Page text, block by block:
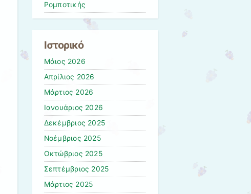
Ρομποτικής
Ιστορικό
Μάιος 2026
Απρίλιος 2026
Μάρτιος 2026
Ιανουάριος 2026
Δεκέμβριος 2025
Νοέμβριος 2025
Οκτώβριος 2025
Σεπτέμβριος 2025
Μάρτιος 2025